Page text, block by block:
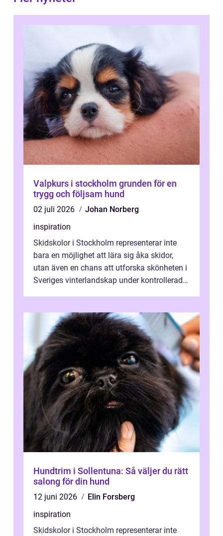
Valpkurs i stockholm grunden för en
trygg och följsam hund
02 juli 2026
Johan Norberg
inspiration
Skidskolor i Stockholm representerar inte
bara en möjlighet att lära sig åka skidor,
utan även en chans att utforska skönheten i
Sveriges vinterlandskap under kontrollerade
Hundtrim i Sollentuna: Så väljer du rätt
salong för din hund
12 juni 2026
Elin Forsberg
inspiration
Skidskolor i Stockholm representerar inte